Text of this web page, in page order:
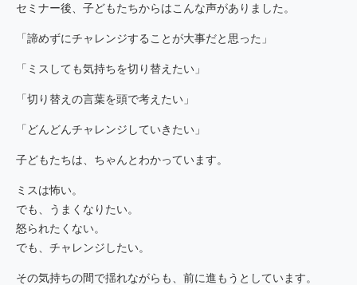
セミナー後、子どもたちからはこんな声がありました。
「諦めずにチャレンジすることが大事だと思った」
「ミスしても気持ちを切り替えたい」
「切り替えの言葉を頭で考えたい」
「どんどんチャレンジしていきたい」
子どもたちは、ちゃんとわかっています。
ミスは怖い。
でも、うまくなりたい。
怒られたくない。
でも、チャレンジしたい。
その気持ちの間で揺れながらも、前に進もうとしています。